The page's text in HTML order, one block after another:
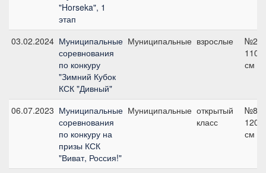
"Horseka", 1
этап
03.02.2024 Муниципальные
соревнования
по конкуру
"Зимний Кубок
КСК "Дивный"
Муниципальные взрослые
№2,
110
см
06.07.2023 Муниципальные
соревнования
по конкуру на
призы КСК
"Виват, Россия!"
Муниципальные открытый
класс
№8Б,
120
см